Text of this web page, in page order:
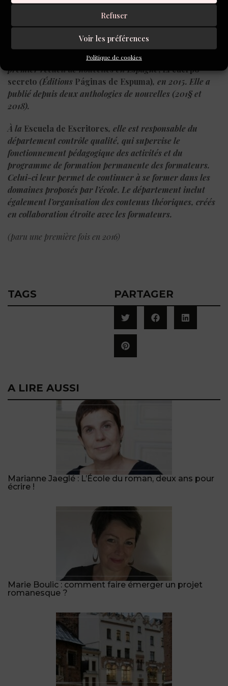
Refuser
Voir les préférences
Politique de cookies
la plus intéressante est celle de notre salle Ana Karenina.
, écrivain et scénariste a publié son
premier recueil de nouvelles en Espagne, El cuerpo
secreto (Éditions Páginas de Espuma), en 2015. Elle a
publié depuis deux anthologies de nouvelles (201§ et
2018).
À la Escuela de Escritores, elle est responsable du
département contrôle qualité, qui supervise le
fonctionnement pédagogique des activités et du
programme de formation permanente des formateurs.
Celui-ci leur permet de continuer à se former dans les
domaines proposés par l’école. Le département inclut
également l’organisation des contenus théoriques, créés
en collaboration étroite avec les formateurs.
(paru une première fois en 2016)
TAGS PARTAGER
A LIRE AUSSI
Marianne Jaeglé : L’École du roman, deux ans pour
écrire !
Marie Boulic : comment faire émerger un projet
romanesque ?